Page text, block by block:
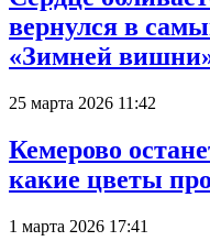
вернулся в
«Зимней
25 марта 2026 11:42
Кемерово
какие цветы
1 марта 2026 17:41